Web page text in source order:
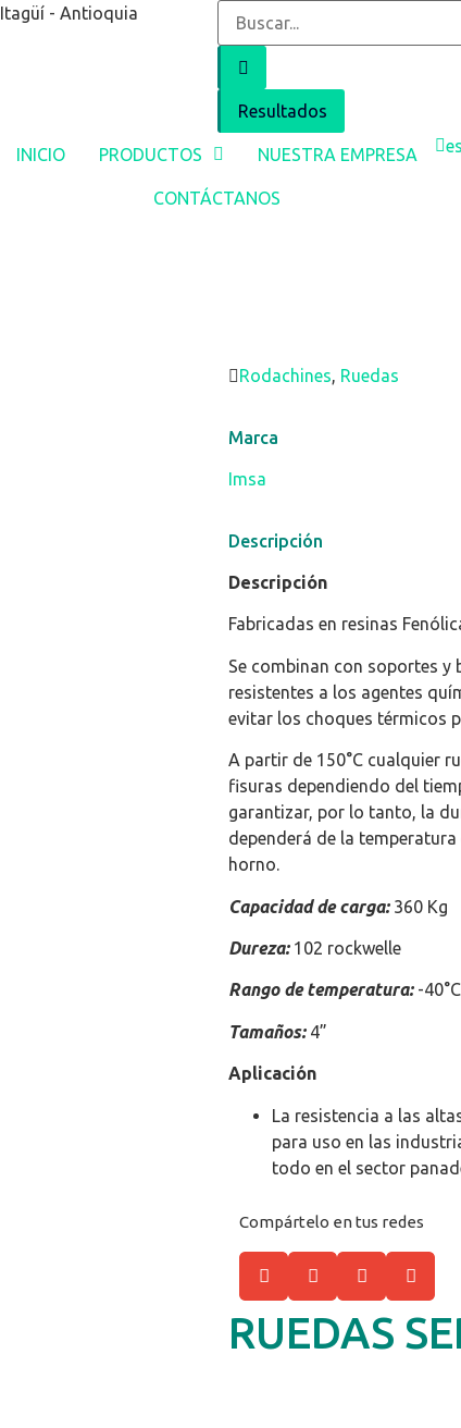
Itagüí - Antioquia
Resultados
INICIO PRODUCTOS NUESTRA EMPRESA
CONTÁCTANOS
Rodachines, Ruedas
Marca
Imsa
Descripción
Descripción
Fabricadas en resinas
Se combinan con soportes y
resistentes a los agentes
evitar los choques térmicos
A partir de 150°C cualquier
fisuras dependiendo del
garantizar, por lo tanto, la
dependerá de la
horno.
Capacidad de carga:360 Kg
Dureza:102 rockwelle
Rango de temperatura:-
Tamaños: 4”
Aplicación
La resistencia a las
para uso en las
todo en el sector
Compártelo en tus redes
RUEDAS